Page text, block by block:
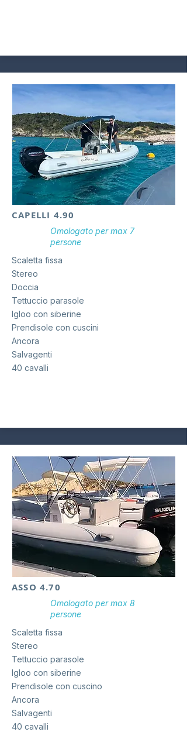
CAPELLI 4.90
Omologato permax 7
persone
Scaletta fissa
Stereo
Doccia
Tettuccio parasole
Igloo con siberine
Prendisole con cuscini
Ancora
Salvagenti
40 cavalli
ASSO 4.70
Omologato permax 8
persone
Scaletta fissa
Stereo
Tettuccio parasole
Igloo con siberine
Prendisole con cuscino
Ancora
Salvagenti
40 cavalli